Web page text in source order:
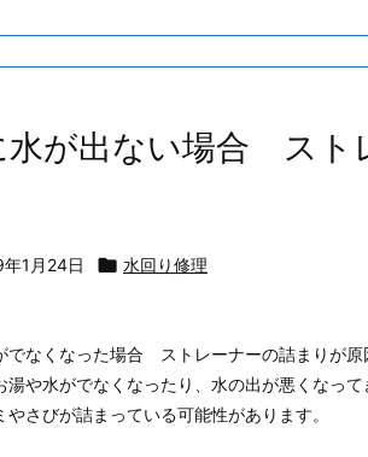
水が出ない場合 スト
1月24日  水回り修理
でなくなった場合 ストレーナーの詰まりが原
湯や水がでなくなったり、水の出が悪くなっ
やさびが詰まっている可能性があります。